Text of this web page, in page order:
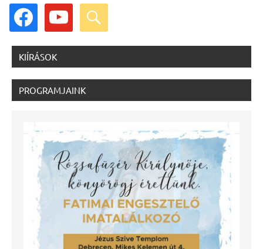
facebook youtube search
KIÍRÁSOK
PROGRAMJAINK